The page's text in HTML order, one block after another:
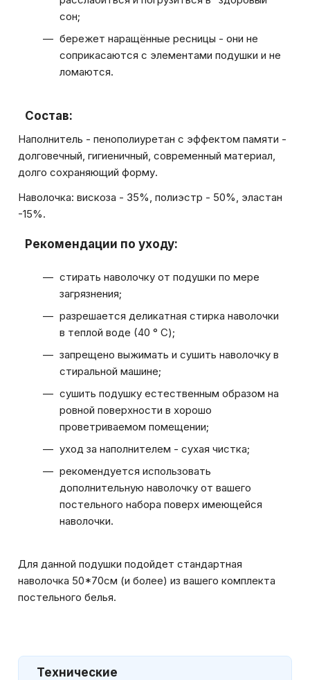
сон;
бережет наращённые ресницы - они не
соприкасаются с элементами подушки и не
ломаются.
Состав:
Наполнитель - пенополиуретан с эффектом памяти -
долговечный, гигиеничный, современный материал,
долго сохраняющий форму.
Наволочка: вискоза - 35%, полиэстр - 50%, эластан
-15%.
Рекомендации по уходу:
стирать наволочку от подушки по мере
загрязнения;
разрешается деликатная стирка наволочки
в теплой воде (40 ° С);
запрещено выжимать и сушить наволочку в
стиральной машине;
сушить подушку естественным образом на
ровной поверхности в хорошо
проветриваемом помещении;
уход за наполнителем - сухая чистка;
рекомендуется использовать
дополнительную наволочку от вашего
постельного набора поверх имеющейся
наволочки.
Для данной подушки подойдет стандартная
наволочка 50*70см (и более) из вашего комплекта
постельного белья.
Технические